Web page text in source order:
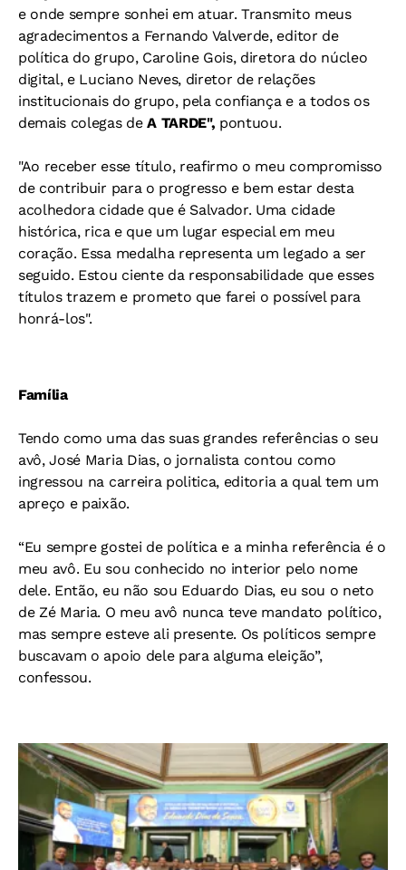
e onde sempre sonhei em atuar. Transmito meus
agradecimentos a Fernando Valverde, editor de
política do grupo, Caroline Gois, diretora do núcleo
digital, e Luciano Neves, diretor de relações
institucionais do grupo, pela confiança e a todos os
demais colegas deA TARDE", pontuou.
"Ao receber esse título, reafirmo o meu compromisso
de contribuir para o progresso e bem estar desta
acolhedora cidade que é Salvador. Uma cidade
histórica, rica e que um lugar especial em meu
coração. Essa medalha representa um legado a ser
seguido. Estou ciente da responsabilidade que esses
títulos trazem e prometo que farei o possível para
honrá-los".
Família
Tendo como uma das suas grandes referências o seu
avô, José Maria Dias, o jornalista contou como
ingressou na carreira politica, editoria a qual tem um
apreço e paixão.
“Eu sempre gostei de política e a minha referência é o
meu avô. Eu sou conhecido no interior pelo nome
dele. Então, eu não sou Eduardo Dias, eu sou o neto
de Zé Maria. O meu avô nunca teve mandato político,
mas sempre esteve ali presente. Os políticos sempre
buscavam o apoio dele para alguma eleição”,
confessou.